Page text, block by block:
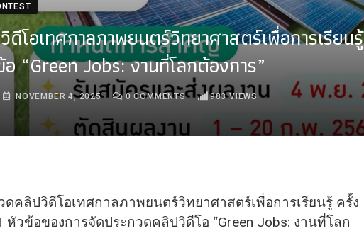
โอเทศกาลภาพยนตร์วิทยาศาสตร์เพื่อการเรียนรู้
“Green Jobs: งานที่โลกต้องการ”
NOVEMBER 4, 2025 0 COMMENTS 983VIEWS
ดคลิปวิดีโอเทศกาลภาพยนตร์วิทยาศาสตร์เพื่อการเรียนรู้ ครั้ง
หัวข้อของการจัดประกวดคลิปวิดีโอ “Green Jobs: งานที่โลก